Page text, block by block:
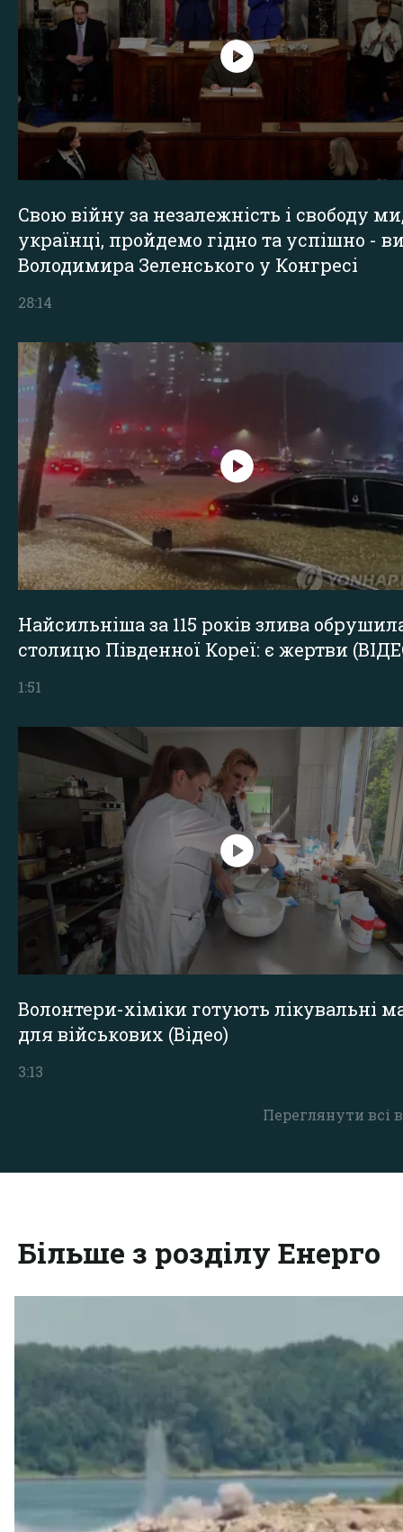
Переглянути всі
Свою війну за незалежність і свободу
українці, пройдемо гідно та успішно -
Володимира Зеленського у Конгресі
28:14
Найсильніша за 115 років злива
столицю Південної Кореї: є жертви
1:51
Волонтери-хіміки готують лікувальні
для військових (Відео)
3:13
Більше з розділу Енерго